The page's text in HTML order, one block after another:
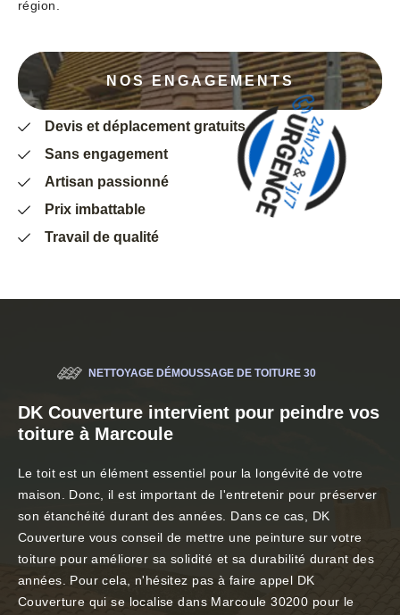
région.
NOS ENGAGEMENTS
Devis et déplacement gratuits
Sans engagement
Artisan passionné
Prix imbattable
Travail de qualité
NETTOYAGE DÉMOUSSAGE DE TOITURE 30
DK Couverture intervient pour peindre vos
toiture à Marcoule
Le toit est un élément essentiel pour la longévité de votre
maison. Donc, il est important de l'entretenir pour préserver
son étanchéité durant des années. Dans ce cas, DK
Couverture vous conseil de mettre une peinture sur votre
toiture pour améliorer sa solidité et sa durabilité durant des
années. Pour cela, n'hésitez pas à faire appel DK
Couverture qui se localise dans Marcoule 30200 pour le